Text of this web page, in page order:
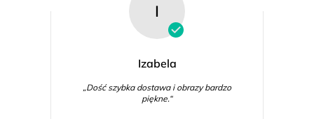
I
Izabela
„Dość szybka dostawa i obrazy bardzo
piękne.“